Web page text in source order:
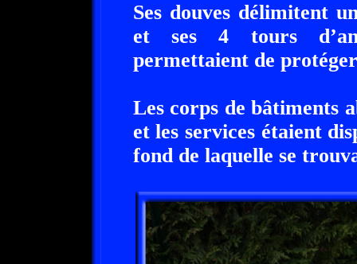
Ses douves délimitent
et ses 4 tours
permettaient de
Les corps de bâtiments
et les services étaient
fond de laquelle se